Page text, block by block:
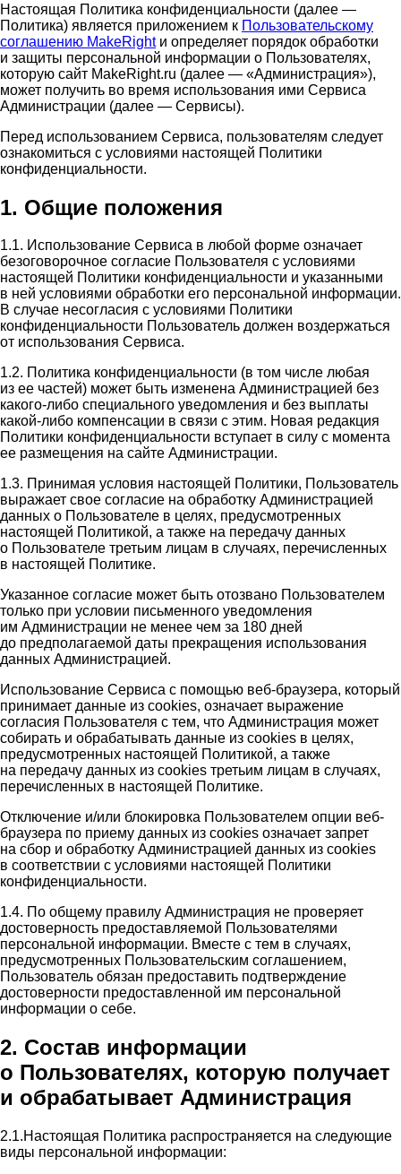
Настоящая Политика конфиденциальности (далее —
Политика) является приложением к Пользовательскому
соглашению MakeRightи определяет порядок обработки
и защиты персональной информации о Пользователях,
которую сайт MakeRight.ru (далее — «Администрация»),
может получить во время использования ими Cервиса
Администрации (далее — Сервисы).
Перед использованием Сервиса, пользователям следует
ознакомиться с условиями настоящей Политики
конфиденциальности.
1. Общие положения
1.1. Использование Сервиса в любой форме означает
безоговорочное согласие Пользователя с условиями
настоящей Политики конфиденциальности и указанными
в ней условиями обработки его персональной информации.
В случае несогласия с условиями Политики
конфиденциальности Пользователь должен воздержаться
от использования Сервиса.
1.2. Политика конфиденциальности (в том числе любая
из ее частей) может быть изменена Администрацией без
какого-либо специального уведомления и без выплаты
какой-либо компенсации в связи с этим. Новая редакция
Политики конфиденциальности вступает в силу с момента
ее размещения на сайте Администрации.
1.3. Принимая условия настоящей Политики, Пользователь
выражает свое согласие на обработку Администрацией
данных о Пользователе в целях, предусмотренных
настоящей Политикой, а также на передачу данных
о Пользователе третьим лицам в случаях, перечисленных
в настоящей Политике.
Указанное согласие может быть отозвано Пользователем
только при условии письменного уведомления
им Администрации не менее чем за 180 дней
до предполагаемой даты прекращения использования
данных Администрацией.
Использование Сервиса с помощью веб-браузера, который
принимает данные из cookies, означает выражение
согласия Пользователя с тем, что Администрация может
собирать и обрабатывать данные из cookies в целях,
предусмотренных настоящей Политикой, а также
на передачу данных из cookies третьим лицам в случаях,
перечисленных в настоящей Политике.
Отключение и/или блокировка Пользователем опции веб-
браузера по приему данных из cookies означает запрет
на сбор и обработку Администрацией данных из cookies
в соответствии с условиями настоящей Политики
конфиденциальности.
1.4. По общему правилу Администрация не проверяет
достоверность предоставляемой Пользователями
персональной информации. Вместе с тем в случаях,
предусмотренных Пользовательским соглашением,
Пользователь обязан предоставить подтверждение
достоверности предоставленной им персональной
информации о себе.
2. Состав информации
о Пользователях, которую получает
и обрабатывает Администрация
2.1.Настоящая Политика распространяется на следующие
виды персональной информации: